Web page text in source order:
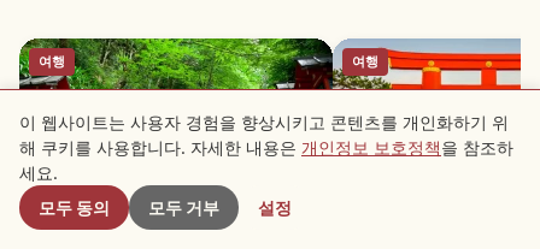
여행 여행
근처 스팟
이 웹사이트는 사용자 경험을 향상시키고 콘텐츠를 개인화하기 위
해 쿠키를 사용합니다. 자세한 내용은 개인정보 보호정책을 참조하
세요.
모두 동의
모두 거부 설정